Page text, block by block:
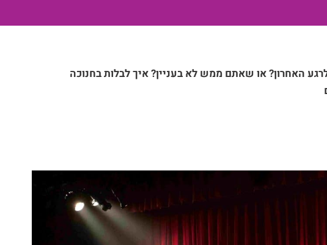
האחרון? או שאתם ממש לא בעניין? איך לבלות בחנוכה